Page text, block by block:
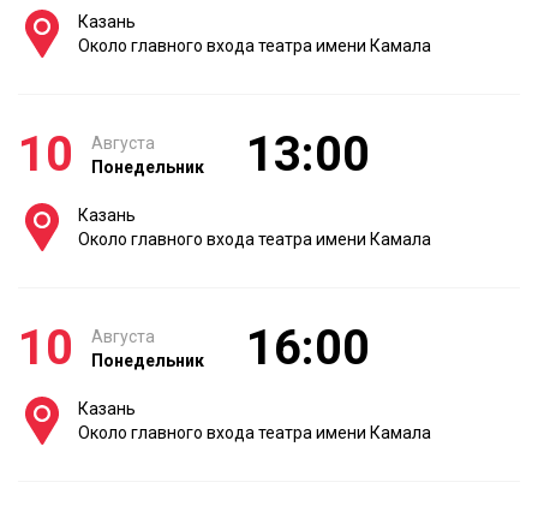
Казань
Около главного входа театра имени Камала
10
Августа
Понедельник
13:00
Казань
Около главного входа театра имени Камала
10
Августа
Понедельник
16:00
Казань
Около главного входа театра имени Камала